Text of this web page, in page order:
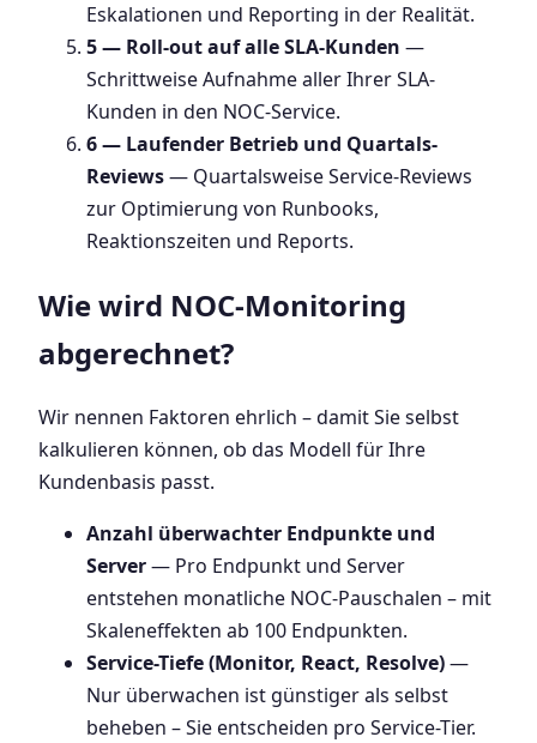
Eskalationen und Reporting in der Realität.
5 — Roll-out auf alle SLA-Kunden —
Schrittweise Aufnahme aller Ihrer SLA-
Kunden in den NOC-Service.
6 — Laufender Betrieb und Quartals-
Reviews— Quartalsweise Service-Reviews
zur Optimierung von Runbooks,
Reaktionszeiten und Reports.
Wie wird NOC-Monitoring
abgerechnet?
Wir nennen Faktoren ehrlich – damit Sie selbst
kalkulieren können, ob das Modell für Ihre
Kundenbasis passt.
Anzahl überwachter Endpunkte und
Server— Pro Endpunkt und Server
entstehen monatliche NOC-Pauschalen – mit
Skaleneffekten ab 100 Endpunkten.
Service-Tiefe (Monitor, React, Resolve)—
Nur überwachen ist günstiger als selbst
beheben – Sie entscheiden pro Service-Tier.